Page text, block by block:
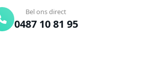
Bel ons direct
0487 10 81 95